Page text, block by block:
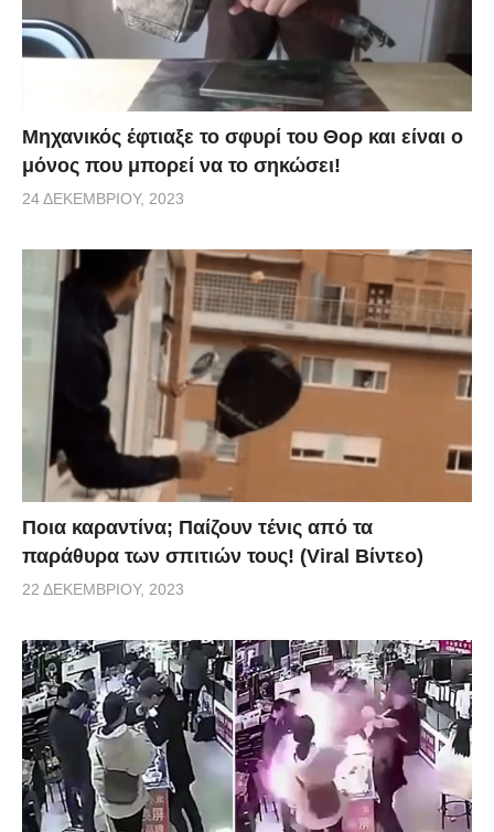
Μηχανικός έφτιαξε το σφυρί του Θορ και είναι ο
μόνος που μπορεί να το σηκώσει!
24 ΔΕΚΕΜΒΡΊΟΥ, 2023
Ποια καραντίνα; Παίζουν τένις από τα
παράθυρα των σπιτιών τους! (Viral Βίντεο)
22 ΔΕΚΕΜΒΡΊΟΥ, 2023